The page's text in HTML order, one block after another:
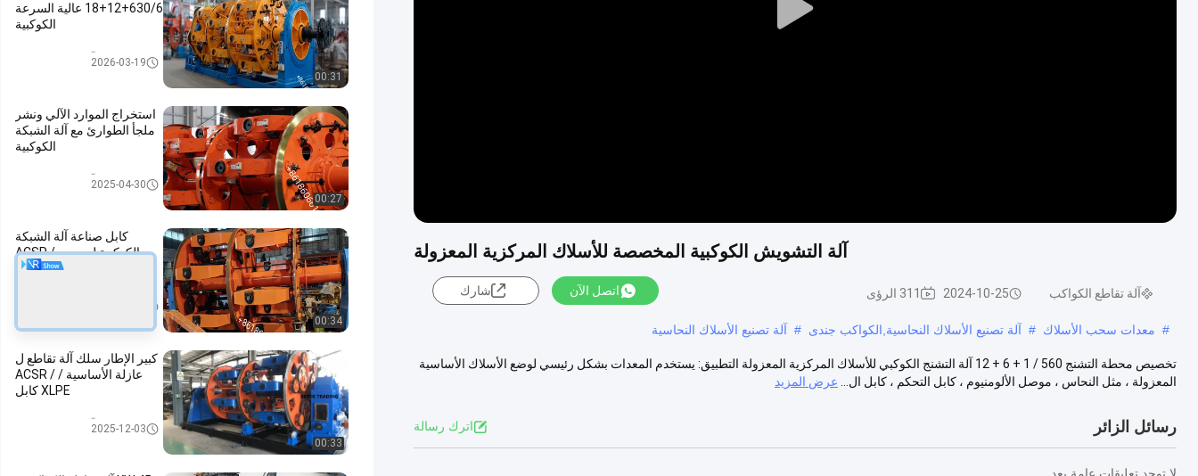
Play
آلة التشويش الكوكبية المخصصة للأسلاك المركزية المعزولة
آلة تقاطع الكواكب 2024-10-25 311 الرؤى اتصل الآن شارك
# معدات سحب الأسلاك # آلة تصنيع الأسلاك النحاسية,الكواكب جندى # آلة تصنيع الأسلاك النحاسية
تخصيص محطة التشنج 560 / 1 + 6 + 12 آلة التشنج الكوكبي للأسلاك المركزية المعزولة التطبيق: يستخدم المعدات بشكل رئيسي لوضع الأسلاك الأساسية
المعزولة ، مثل النحاس ، موصل الألومنيوم ، كابل التحكم ، كابل ال...
عرض المزيد
رسائل الزائر اترك رسالة
لا توجد تعليقات عامة بعد
00:31
630/6+12+18 عالية السرعة
الكوكبية
آلة تقاطع الكواكب2026-03-19
00:27
استخراج الموارد الآلي ونشر
ملجأ الطوارئ مع آلة الشبكة
الكوكبية
آلة تقاطع الكواكب2025-04-30
00:34
كابل صناعة آلة الشبكة
الكوكبية لموصي ACSR /
AAC / ABC
00:33
كبير الإطار سلك آلة تقاطع ل
عازلة الأساسية / ACSR /
XLPE كابل
آلة تقاطع الكواكب2025-12-03